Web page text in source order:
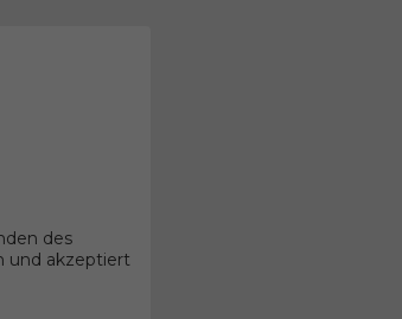
des
und akzeptiert